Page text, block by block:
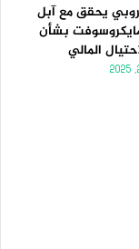
يحقق مع آبل
بشأن
المالي